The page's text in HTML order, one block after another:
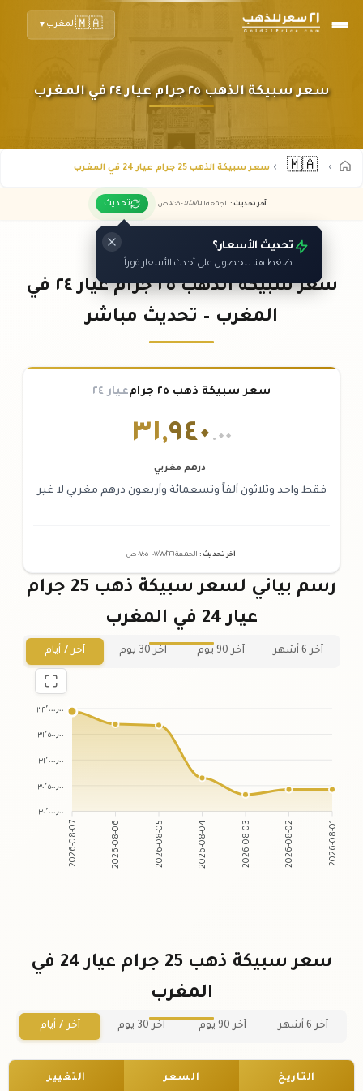
🇲🇦المغرب ▼
سعر سبيكة الذهب ٢٥ جرام عيار ٢٤ في المغرب
🇲🇦 سعر سبيكة الذهب 25 جرام عيار 24 في المغرب
آخر تحديث : الجمعة ٠٧ /٠٨/٢٠٢٦ - ٠٧:٠٥ ص تحديث
تحديث الأسعار؟
اضغط هنا للحصول على أحدث الأسعار فوراً
سعر سبيكة الذهب ٢٥ جرام عيار ٢٤ في
المغرب – تحديث مباشر
سعر سبيكة ذهب ٢٥ جرام عيار ٢٤
٣١,٩٤٠ .٠٠
درهم مغربي
فقط واحد وثلاثون ألفاً وتسعمائة وأربعون درهم مغربي لا غير
آخر تحديث : الجمعة ٠٧ /٠٨/٢٠٢٦ - ٠٧:٠٥ ص
رسم بياني لسعر سبيكة ذهب 25 جرام
عيار 24 في المغرب
آخر 6 أشهر آخر 90 يوم آخر 30 يوم آخر 7 أيام
٣٢٬٠٠٠٫٠٠
٣١٬٥٠٠٫٠٠
٣١٬٠٠٠٫٠٠
٣٠٬٥٠٠٫٠٠
٣٠٬٠٠٠٫٠٠
2026-08-07 2026-08-06 2026-08-05 2026-08-04 2026-08-03 2026-08-02 2026-08-01
سعر سبيكة ذهب 25 جرام عيار 24 في
المغرب
آخر 6 أشهر آخر 90 يوم آخر 30 يوم آخر 7 أيام
التاريخ السعر التغيير